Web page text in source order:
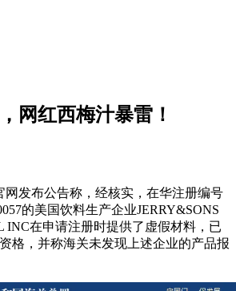
网红西梅汁暴雷！
网发布公告称，经核实，在华注册编号
的美国饮料生产企业JERRY&SONS
INC在申请注册时提供了虚假材料，已
格，并称海关未发现上述企业的产品报